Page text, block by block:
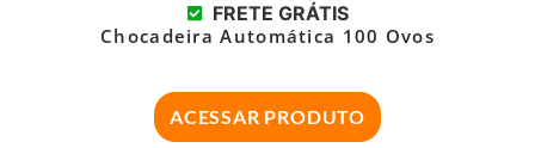
FRETE GRÁTIS
Chocadeira Automática 100 Ovos
ACESSAR PRODUTO